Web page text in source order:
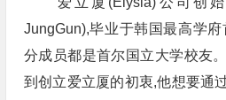
JungGun),毕业于韩国最高学
分成员都是首尔国立大学校友
到创立爱立厦的初衷,他想要通